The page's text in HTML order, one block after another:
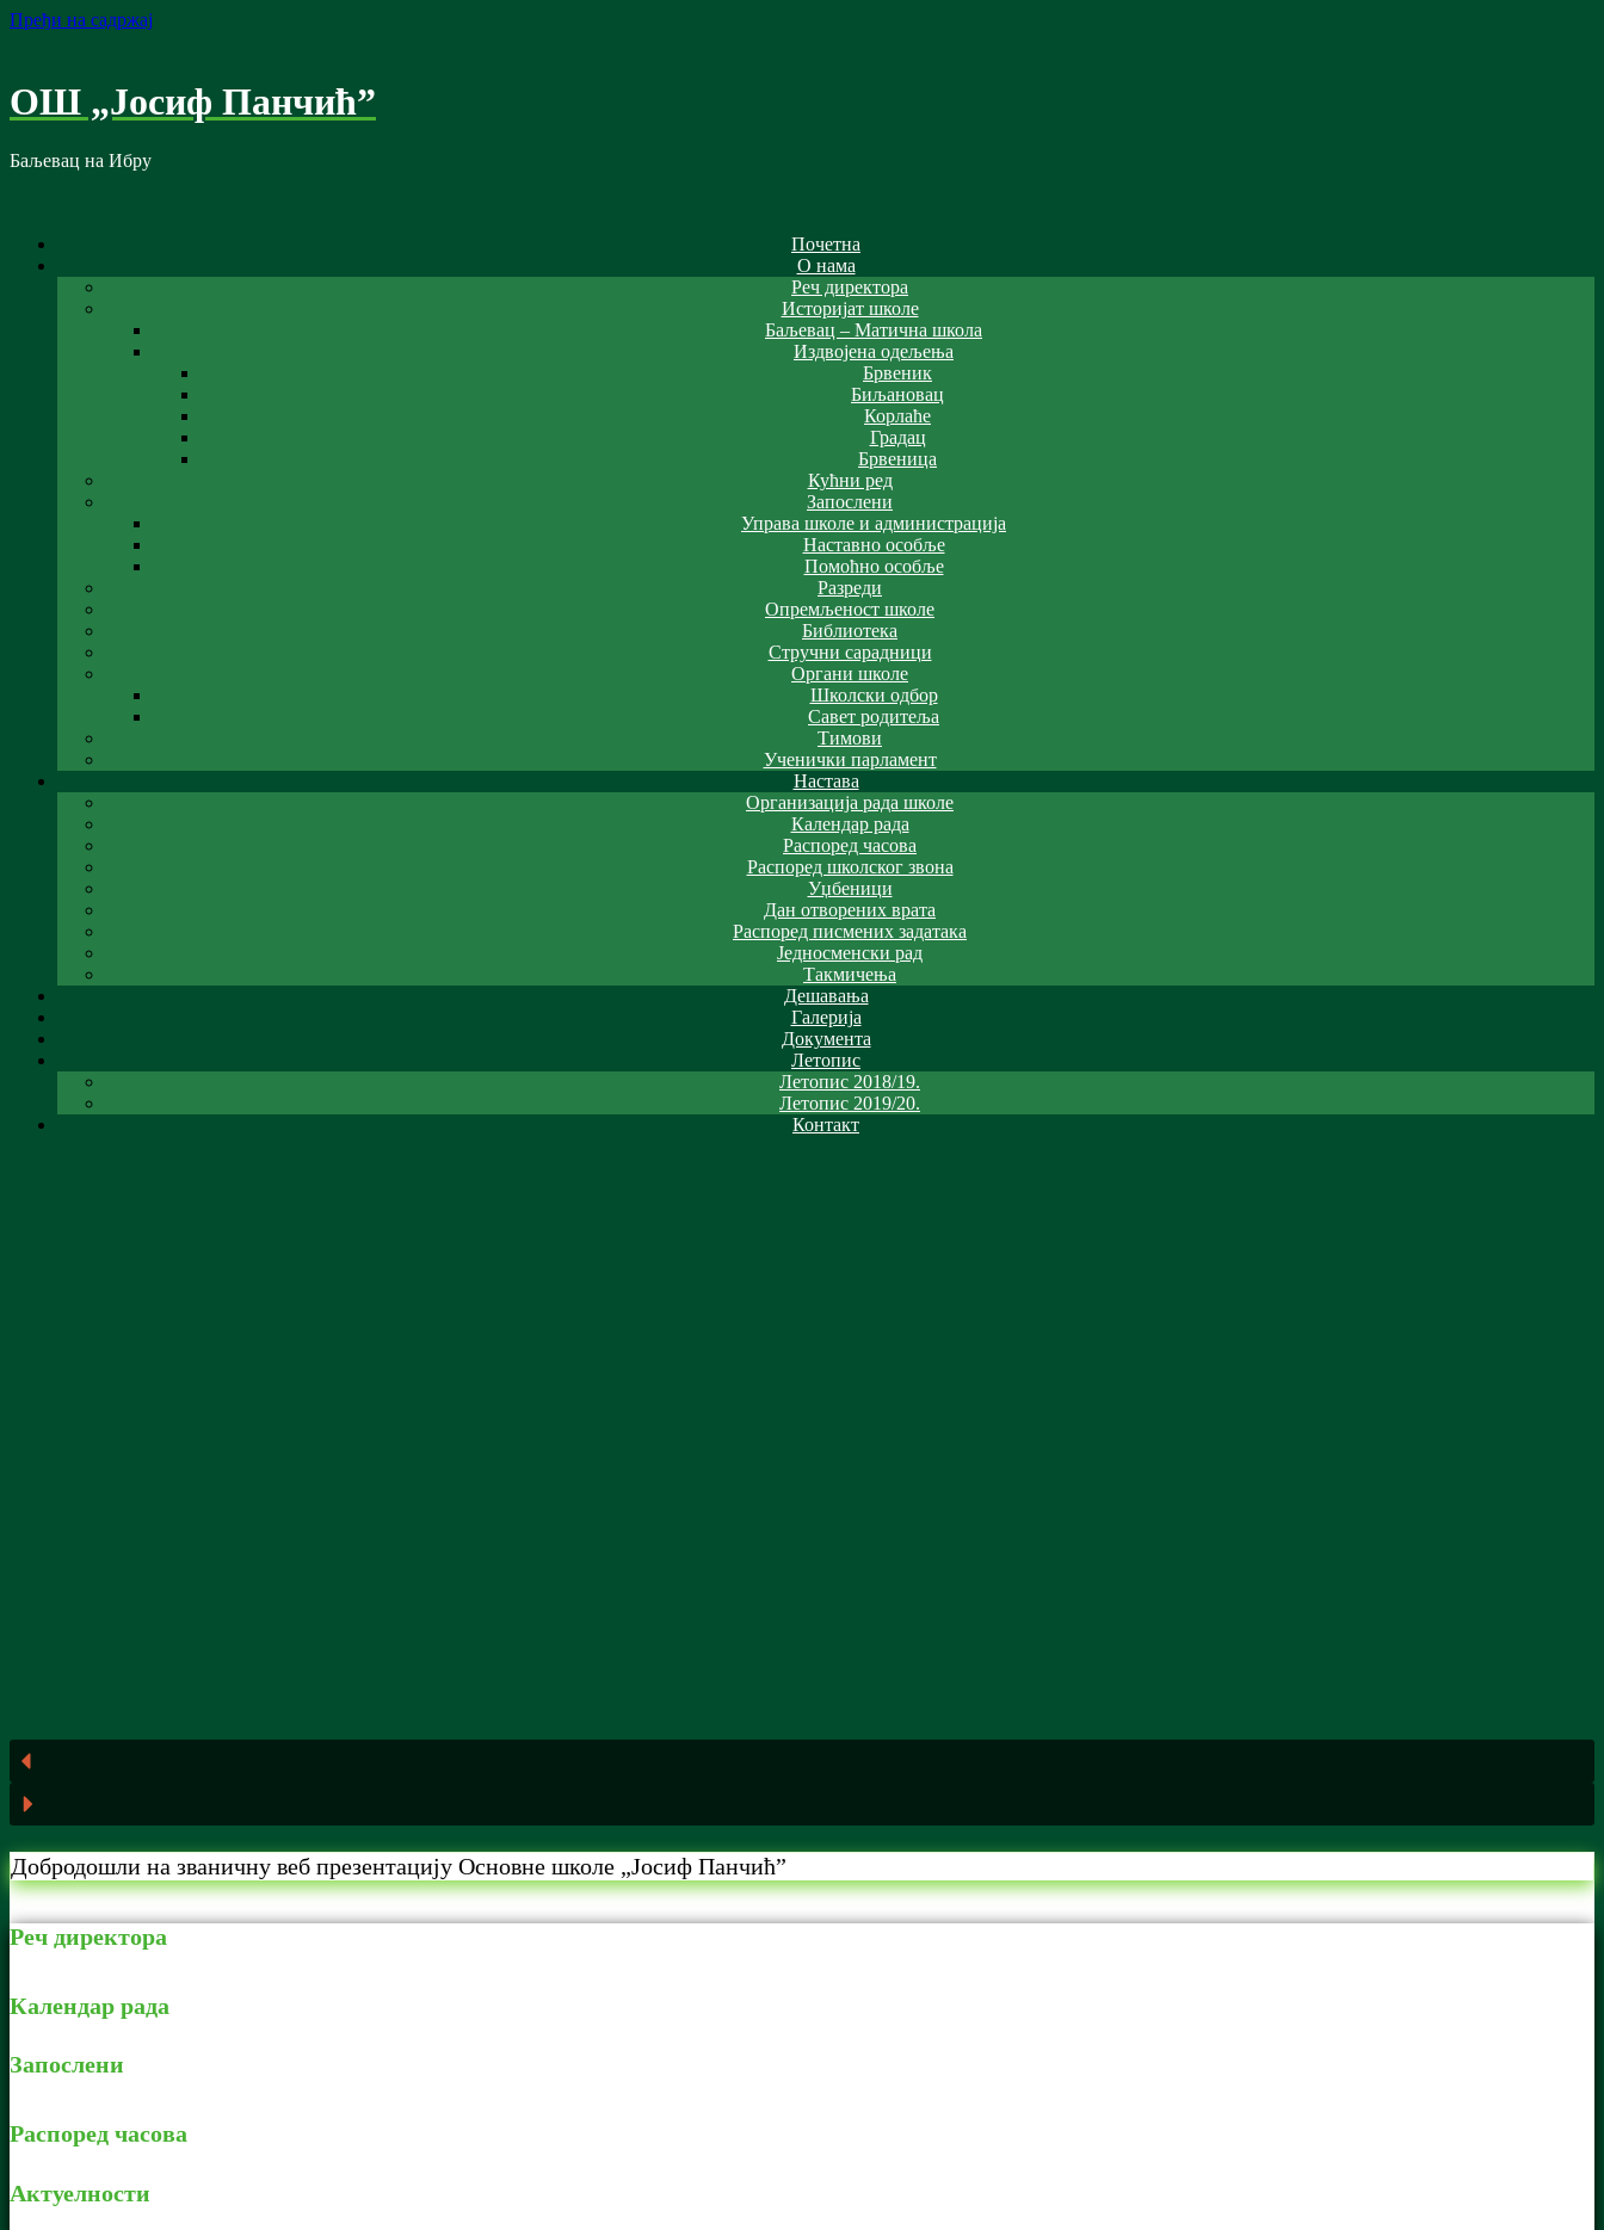
Пређи на садржај
ОШ „Јосиф Панчић”
Баљевац на Ибру
Почетна
О нама
Реч директора
Историјат школе
Баљевац – Матична школа
Издвојена одељења
Брвеник
Биљановац
Корлаће
Градац
Брвеница
Кућни ред
Запослени
Управа школе и администрација
Наставно особље
Помоћно особље
Разреди
Опремљеност школе
Библиотека
Стручни сарадници
Органи школе
Школски одбор
Савет родитеља
Тимови
Ученички парламент
Настава
Организација рада школе
Календар рада
Распоред часова
Распоред школског звона
Уџбеници
Дан отворених врата
Распоред писмених задатака
Једносменски рад
Такмичења
Дешавања
Галерија
Документа
Летопис
Летопис 2018/19.
Летопис 2019/20.
Контакт
Добродошли на званичну веб презентацију Основне школе „Јосиф Панчић”
Реч директора
Календар рада
Запослени
Распоред часова
Актуелности